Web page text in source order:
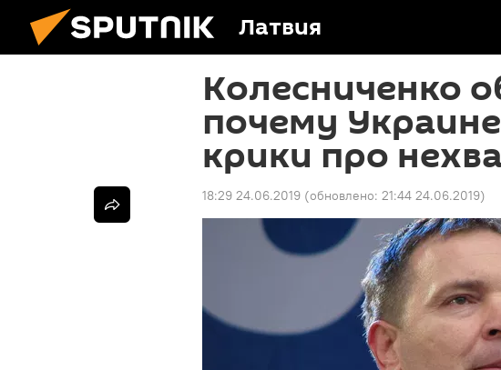
Латвия
Колесниченко
почему
крики про
18:29 24.06.2019 (обновлено: 21:44 24.06.2019)